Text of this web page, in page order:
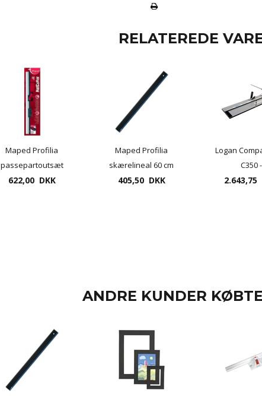
RELATEREDE
Maped Profilia
passepartoutsæt
45gr. og 90gr. kniv,
622,00 DKK
Maped Profilia
skærelineal 60 cm
405,50 DKK
Logan
C350 -
2.643,75
ANDRE KUNDER